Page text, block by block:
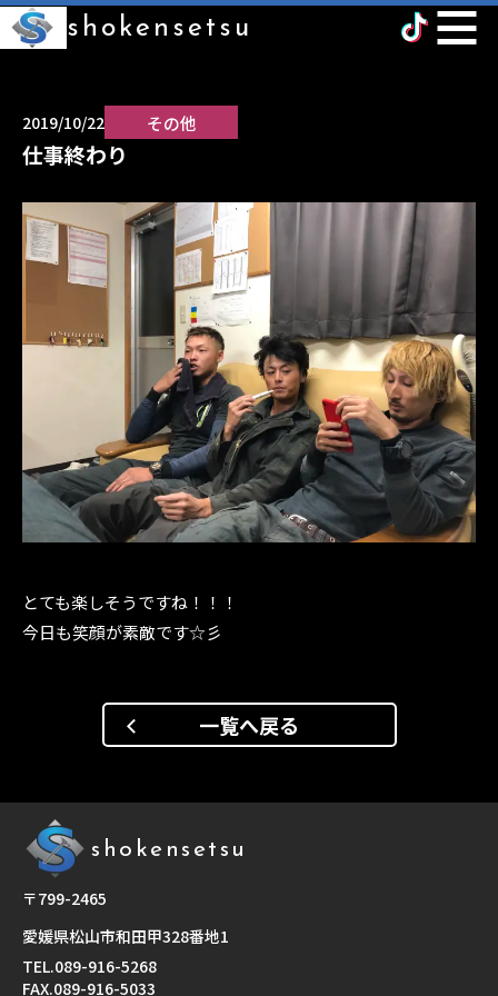
shokensetsu
2019/10/22 その他
仕事終わり
とても楽しそうですね！！！
今日も笑顔が素敵です☆彡
一覧へ戻る
shokensetsu
〒799-2465
愛媛県松山市和田甲328番地1
TEL.089-916-5268
FAX.089-916-5033